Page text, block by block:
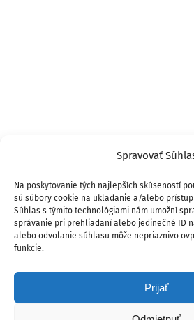
Spravovať
Na poskytovanie tých najlepších skúseností
sú súbory cookie na ukladanie a/alebo
Súhlas s týmito technológiami nám umožní
správanie pri prehliadaní alebo jedinečné ID
alebo odvolanie súhlasu môže nepriaznivo
funkcie.
Prijať